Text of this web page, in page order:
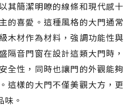
其簡潔明瞭的線條和現代感十
的喜愛。這種風格的大門通常
木材作為材料，強調功能性與
隔音門窗在設計這類大門時，
全性，同時也讓門的外觀能夠
這樣的大門不僅美觀大方，更
味。